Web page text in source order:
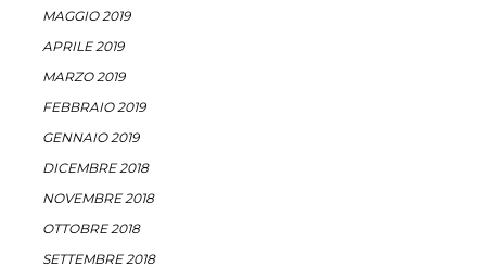
MAGGIO 2019
APRILE 2019
MARZO 2019
FEBBRAIO 2019
GENNAIO 2019
DICEMBRE 2018
NOVEMBRE 2018
OTTOBRE 2018
SETTEMBRE 2018